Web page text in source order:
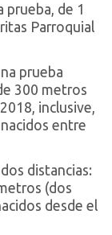
prueba, de 1
Parroquial
prueba
300 metros
inclusive,
entre
distancias:
(dos
desde el